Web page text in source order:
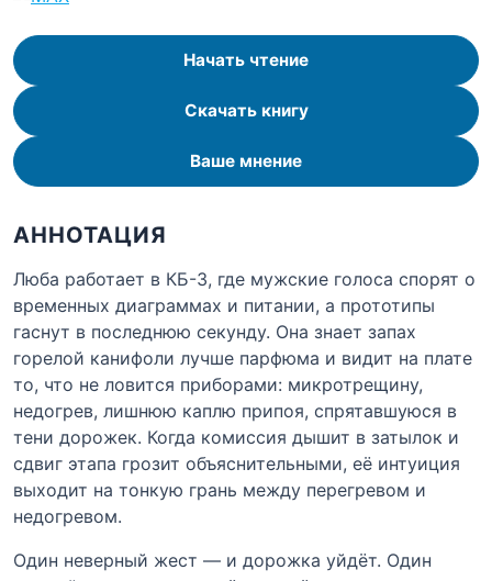
Начать чтение
Скачать книгу
Ваше мнение
АННОТАЦИЯ
Люба работает в КБ-3, где мужские голоса спорят о
временных диаграммах и питании, а прототипы
гаснут в последнюю секунду. Она знает запах
горелой канифоли лучше парфюма и видит на плате
то, что не ловится приборами: микротрещину,
недогрев, лишнюю каплю припоя, спрятавшуюся в
тени дорожек. Когда комиссия дышит в затылок и
сдвиг этапа грозит объяснительными, её интуиция
выходит на тонкую грань между перегревом и
недогревом.
Один неверный жест — и дорожка уйдёт. Один